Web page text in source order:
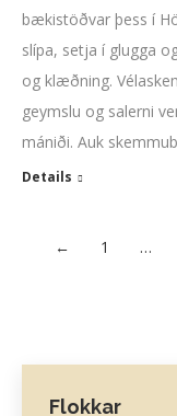
bækistöðvar þess í
slípa, setja í glugga
og klæðning.
geymslu og salerni
mániði. Auk
Details
← 1 …
Flokkar